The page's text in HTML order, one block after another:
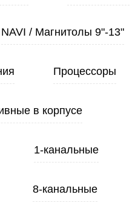
NAVI / Магнитолы 9"-13"
Процессоры
в корпусе
1-канальные
8-канальные